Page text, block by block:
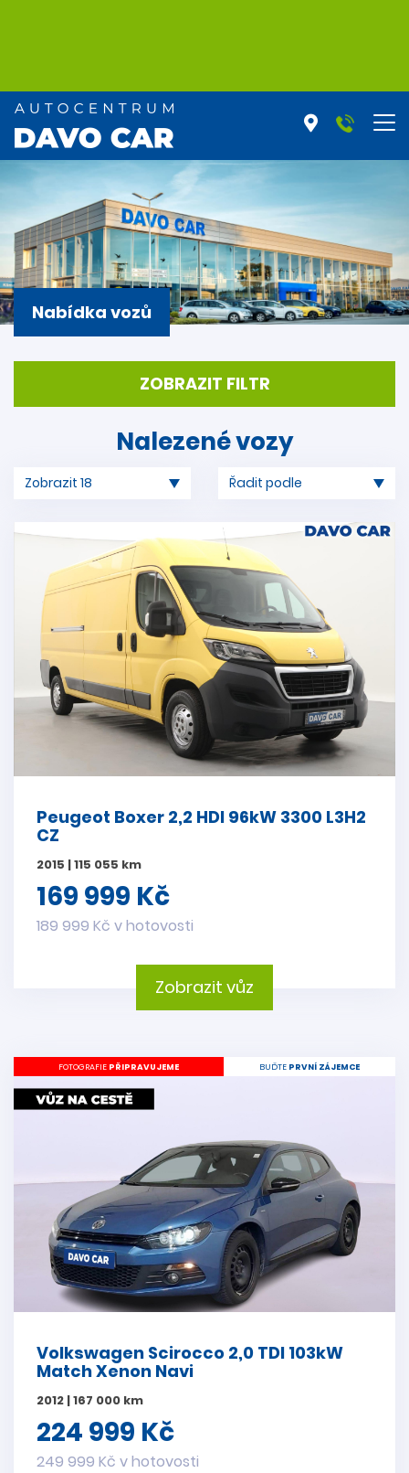
Nabídka vozů
ZOBRAZIT FILTR
Nalezené vozy
Peugeot Boxer 2,2 HDI 96kW 3300 L3H2
CZ
2015 | 115 055 km
169 999 Kč
189 999 Kč v hotovosti
Zobrazit vůz
FOTOGRAFIE PŘIPRAVUJEME BUĎTE PRVNÍ ZÁJEMCE
Volkswagen Scirocco 2,0 TDI 103kW
Match Xenon Navi
2012 | 167 000 km
224 999 Kč
249 999 Kč v hotovosti